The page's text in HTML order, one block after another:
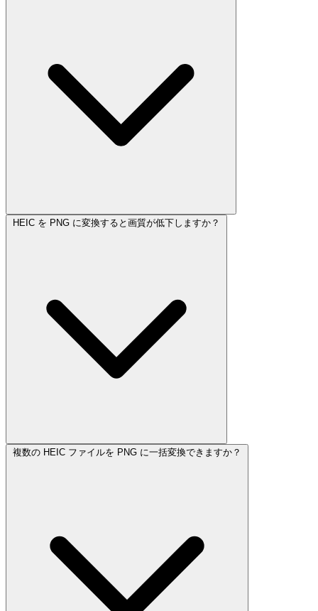
HEIC を PNG に変換すると画質が低下しますか？
複数の HEIC ファイルを PNG に一括変換できますか？